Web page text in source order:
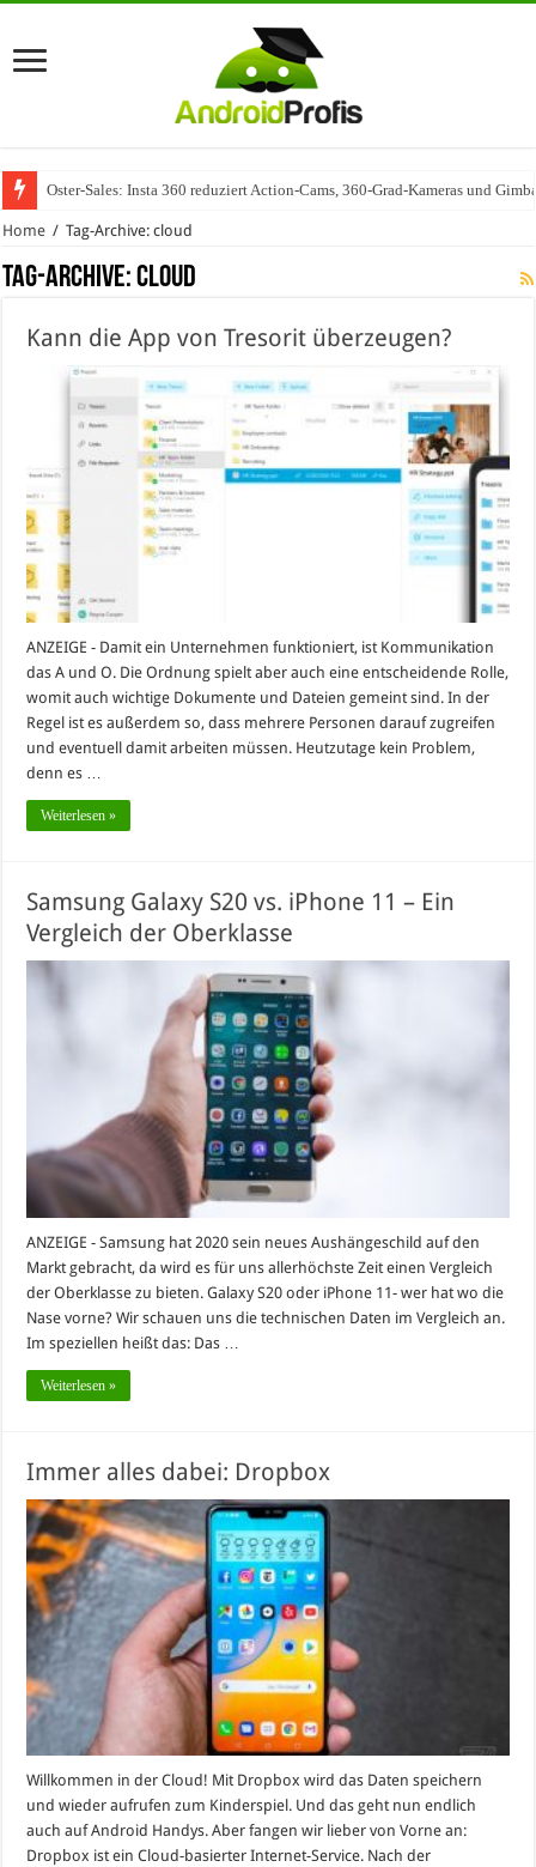
Oster-Sales: Insta 360 reduziert Action-Cams, 360-Grad-Kameras und
Wenn Technologie auf Automobilindustrie trifft – SAP Automotive als
Home / Tag-Archive: cloud
Tag-Archive:cloud
Kann die App von Tresorit überzeugen?
ANZEIGE - Damit ein Unternehmen funktioniert, ist Kommunikation
das A und O. Die Ordnung spielt aber auch eine entscheidende Rolle,
womit auch wichtige Dokumente und Dateien gemeint sind. In der
Regel ist es außerdem so, dass mehrere Personen darauf zugreifen
und eventuell damit arbeiten müssen. Heutzutage kein Problem,
denn es …
Weiterlesen »
Samsung Galaxy S20 vs. iPhone 11 – Ein
Vergleich der Oberklasse
ANZEIGE - Samsung hat 2020 sein neues Aushängeschild auf den
Markt gebracht, da wird es für uns allerhöchste Zeit einen Vergleich
der Oberklasse zu bieten. Galaxy S20 oder iPhone 11- wer hat wo die
Nase vorne? Wir schauen uns die technischen Daten im Vergleich an.
Im speziellen heißt das: Das …
Weiterlesen »
Immer alles dabei: Dropbox
Willkommen in der Cloud! Mit Dropbox wird das Daten speichern
und wieder aufrufen zum Kinderspiel. Und das geht nun endlich
auch auf Android Handys. Aber fangen wir lieber von Vorne an:
Dropbox ist ein Cloud-basierter Internet-Service. Nach der